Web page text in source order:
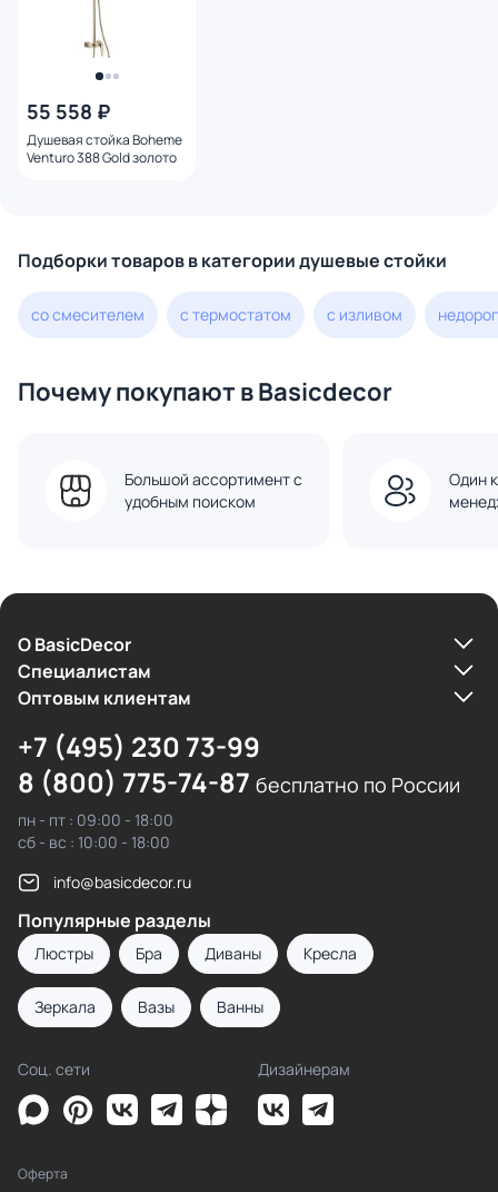
55 558 ₽
Душевая стойка Boheme
Venturo 388 Gold золото
Подборки товаров в категории душевые стойки
со смесителем с термостатом с изливом
Почему покупают в Basicdecor
Большой ассортимент с
удобным поиском
Один
О BasicDecor
Cпециалистам
Оптовым клиентам
+7 (495) 230 73-99
8 (800) 775-74-87 бесплатно по России
пн - пт : 09:00 - 18:00
сб - вс : 10:00 - 18:00
info@basicdecor.ru
Популярные разделы
Люстры Бра Диваны Кресла
Зеркала Вазы Ванны
Соц. сети Дизайнерам
Оферта